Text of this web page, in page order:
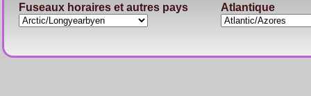
Fuseaux horaires et autres pays Atlantique